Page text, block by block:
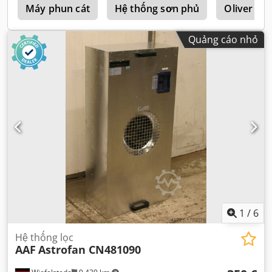
Máy phun cát Hệ thống sơn phủ Oliver 600
Quảng cáo nhỏ
1 / 6
Hệ thống lọc
AAF Astrofan CN481090